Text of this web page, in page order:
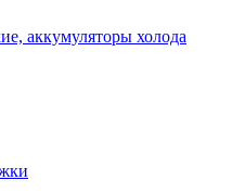
аккумуляторы холода